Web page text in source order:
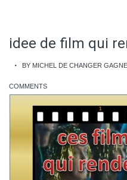
idee de film qui
BY MICHEL DE CHANGER
COMMENTS